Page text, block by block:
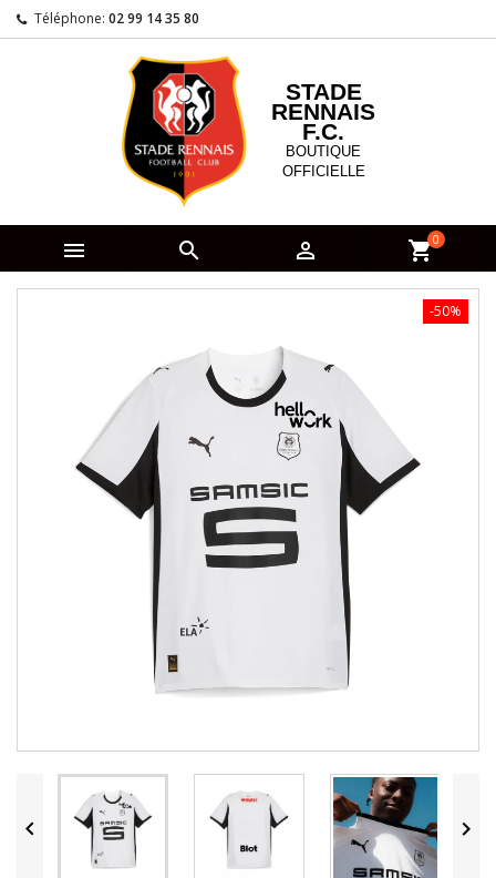
Téléphone: 02 99 14 35 80
STADE
RENNAIS
F.C.
BOUTIQUE
OFFICIELLE
   shopping_cart0
-50%
 